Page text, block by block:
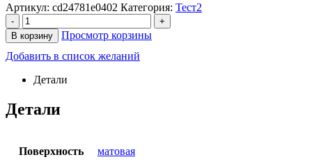
Артикул: cd24781e0402 Категория: Тест2
-
+
В корзину
Просмотр корзины
Добавить в список желаний
Детали
Детали
Поверхность матовая